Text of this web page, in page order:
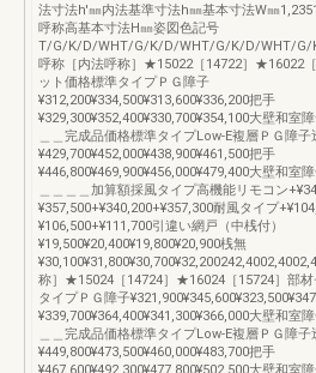
法寸法h'㎜内法基準寸法h㎜基本寸法W㎜
呼称高基本寸法H㎜姿図色記号
T/G/K/D/WHT/G/K/D/WHT/G/K/D/WHT/G/
呼称［内法呼称］★15022［14722］★16022
ット価格標準タイプＰＧ障子
¥312,200¥334,500¥313,600¥336,200把手
¥329,300¥352,400¥330,700¥354,100大壁和室障
＿＿完成品価格標準タイプLow-E複層ＰＧ障子
¥429,700¥452,000¥438,900¥461,500把手
¥446,800¥469,900¥456,000¥479,400大壁和室障
＿＿＿＿加算額採風タイプ高機能リモコン
¥357,500+¥340,200+¥357,300耐風タイプ
¥106,500+¥111,700引違い網戸（中桟付）
¥19,500¥20,400¥19,800¥20,900桟無
称］★15024［14724］★16024［15724］部材
タイプＰＧ障子
¥339,700¥364,400¥341,300¥366,000大壁和室障
＿＿完成品価格標準タイプLow-E複層ＰＧ障子
¥449,800¥473,500¥460,000¥483,700把手
¥467,600¥492,300¥477,800¥502,500大壁和室障